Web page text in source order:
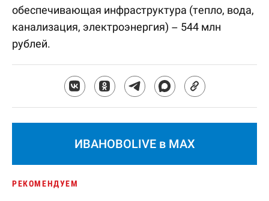
обеспечивающая инфраструктура (тепло, вода,
канализация, электроэнергия) – 544 млн
рублей.
ИВАНОВОLIVE в MAX
РЕКОМЕНДУЕМ